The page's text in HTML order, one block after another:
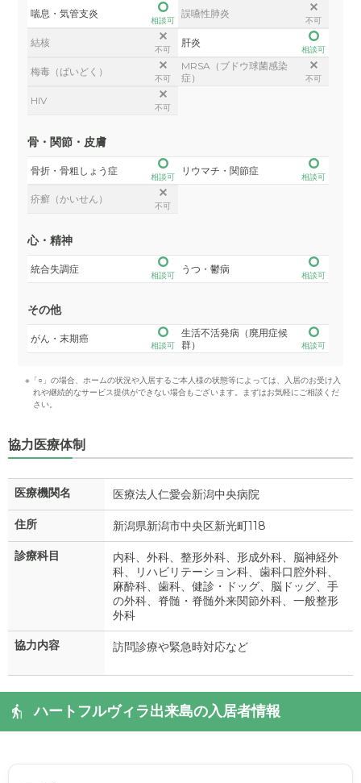
喘息・気管支炎
相談可
誤嚥性肺炎
不可
結核
不可
肝炎
相談可
梅毒（ばいどく）
不可
MRSA（ブドウ球菌感染
症）
不可
HIV
不可
骨・関節・皮膚
骨折・骨粗しょう症
相談可
リウマチ・関節症
相談可
疥癬（かいせん）
不可
心・精神
統合失調症
相談可
うつ・鬱病
相談可
その他
がん・末期癌
相談可
生活不活発病（廃用症候
群）
相談可
※「○」の場合、ホームの状況や入居するご本人様の状態等によっては、入居のお受け入
れや継続的なサービス提供ができない場合もございます。まずはお気軽にご相談くだ
さい。
協力医療体制
医療機関名 医療法人仁愛会新潟中央病院
住所 新潟県新潟市中央区新光町118
診療科目
内科、外科、整形外科、形成外科、脳神経外
科、リハビリテーション科、歯科口腔外科、
麻酔科、歯科、健診・ドッグ、脳ドッグ、手
の外科、脊髄・脊髄外来関節外科、一般整形
外科
協力内容 訪問診療や緊急時対応など
ハートフルヴィラ出来島の入居者情報